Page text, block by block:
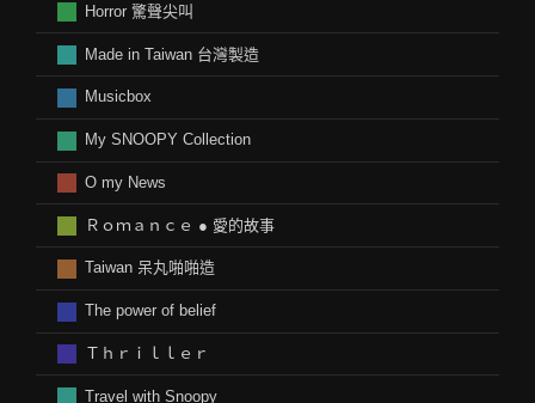
Horror 驚聲尖叫
Made in Taiwan 台灣製造
Musicbox
My SNOOPY Collection
O my News
Ｒｏｍａｎｃｅ ● 愛的故事
Taiwan 呆丸啪啪造
The power of belief
Ｔｈｒｉｌｌｅｒ
Travel with Snoopy